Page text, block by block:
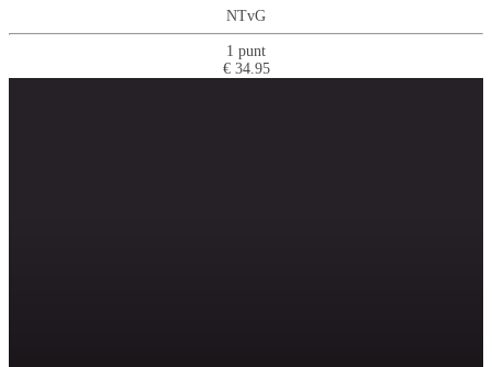
NTvG
1 punt
€ 34.95